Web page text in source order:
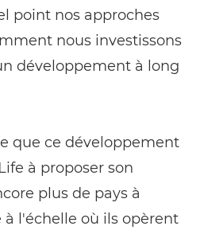
point nos approches
nous investissons
développement à long
que ce développement
à proposer son
plus de pays à
à l'échelle où ils opèrent